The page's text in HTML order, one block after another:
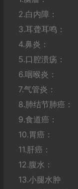
2.白内障：
3.耳聋耳鸣：
4.鼻炎：
5.口腔溃疡：
6.咽喉炎：
7.气管炎：
8.肺结节肺癌：
9.食道癌：
10.胃癌：
11.肝癌：
12.腹水：
13.小腿水肿